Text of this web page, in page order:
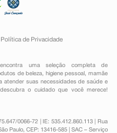
Política de Privacidade
uma seleção completa de
de beleza, higiene pessoal ,mamãe
atender suas necessidades de saúde e
o cuidado que você merece!
0066-72 | IE: 535.412.860.113 | Rua
Paulo, CEP: 13416-585 | SAC – Serviço